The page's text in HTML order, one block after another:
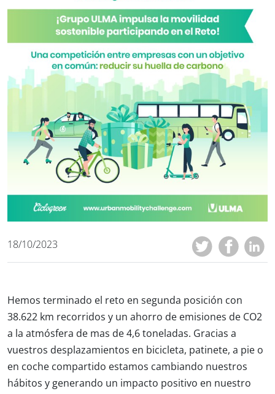
18/10/2023
Hemos terminado el reto en segunda posición con
38.622 km recorridos y un ahorro de emisiones de CO2
a la atmósfera de mas de 4,6 toneladas. Gracias a
vuestros desplazamientos en bicicleta, patinete, a pie o
en coche compartido estamos cambiando nuestros
hábitos y generando un impacto positivo en nuestro